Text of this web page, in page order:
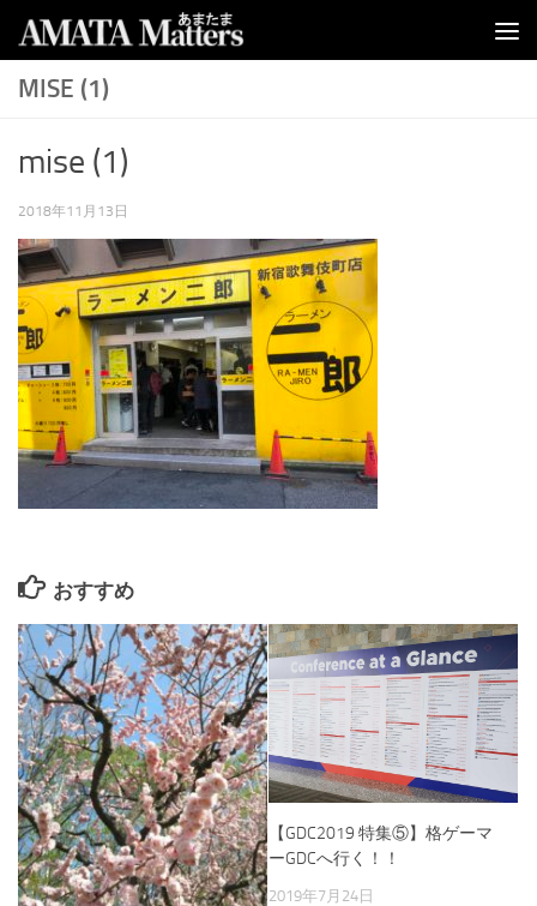
コンテンツへスキップ
MISE (1)
mise (1)
2018年11月13日
おすすめ
【GDC2019 特集⑤】格ゲーマ
ーGDCへ行く！！
2019年7月24日